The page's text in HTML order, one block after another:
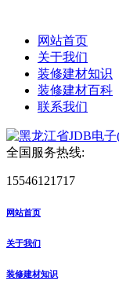
网站首页
关于我们
装修建材知识
装修建材百科
联系我们
全国服务热线:
15546121717
网站首页
关于我们
装修建材知识